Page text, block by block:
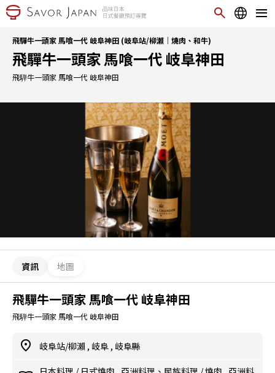
飛驒牛一頭家 馬喰一代 岐阜神田 (岐阜站/柳瀨｜燒肉、和牛)
飛驒牛一頭家 馬喰一代 岐阜神田
飛騨牛一頭家 馬喰一代 岐阜神田
資訊 地圖
飛驒牛一頭家 馬喰一代 岐阜神田
飛騨牛一頭家 馬喰一代 岐阜神田
岐阜站/柳瀨 , 岐阜 , 岐阜縣